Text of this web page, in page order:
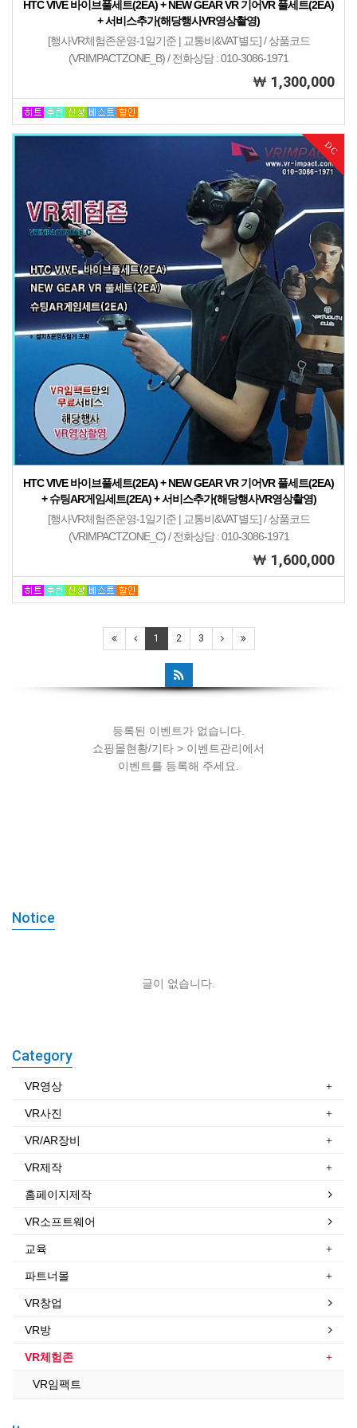
HTC VIVE 바이브풀세트(2EA) + NEW GEAR VR 기어VR 풀세트(2EA)
+ 서비스추가(해당행사VR영상촬영)
[행사VR체험존운영-1일기준 | 교통비&VAT별도] / 상품코드
(VRIMPACTZONE_B) / 전화상담 : 010-3086-1971
1,300,000
DC
HTC VIVE 바이브풀세트(2EA) + NEW GEAR VR 기어VR 풀세트(2EA)
+ 슈팅AR게임세트(2EA) + 서비스추가(해당행사VR영상촬영)
[행사VR체험존운영-1일기준 | 교통비&VAT별도] / 상품코드
(VRIMPACTZONE_C) / 전화상담 : 010-3086-1971
1,600,000
1 2 3
등록된 이벤트가 없습니다.
쇼핑몰현황/기타 > 이벤트관리에서
이벤트를 등록해 주세요.
등록된 이벤트가 없습니다.
쇼핑몰현황/기타 > 이벤트관리에서
이벤트를 등록해 주세요.
Notice
글이 없습니다.
Category
VR영상
VR사진
VR/AR장비
VR제작
홈페이지제작
VR소프트웨어
교육
파트너몰
VR창업
VR방
VR체험존
VR임팩트